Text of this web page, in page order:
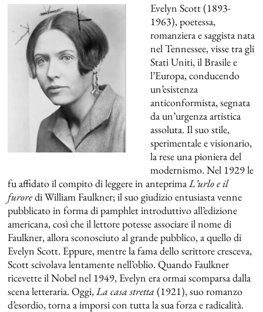
Evelyn Scott (1893-
1963), poetessa,
romanziera e saggista nata
nel Tennessee, visse tra gli
Stati Uniti, il Brasile e
l’Europa, conducendo
un’esistenza
anticonformista, segnata
da un’urgenza artistica
assoluta. Il suo stile,
sperimentale e visionario,
la rese una pioniera del
modernismo. Nel 1929 le
fu affidato il compito di leggere in anteprimaL’urlo e il
furoredi William Faulkner; il suo giudizio entusiasta venne
pubblicato in forma di pamphlet introduttivo all’edizione
americana, così che il lettore potesse associare il nome di
Faulkner, allora sconosciuto al grande pubblico, a quello di
Evelyn Scott. Eppure, mentre la fama dello scrittore cresceva,
Scott scivolava lentamente nell’oblio. Quando Faulkner
ricevette il Nobel nel 1949, Evelyn era ormai scomparsa dalla
scena letteraria. Oggi,La casa stretta (1921), suo romanzo
d’esordio, torna a imporsi con tutta la sua forza e radicalità.